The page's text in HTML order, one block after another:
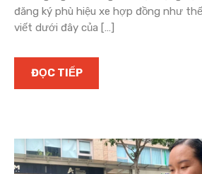
đăng ký phù hiệu xe hợp đồng như
viết dưới đây của […]
ĐỌC TIẾP